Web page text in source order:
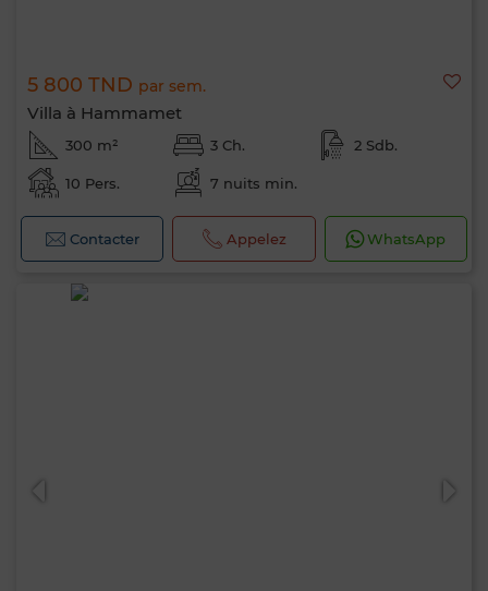
5 800 TND par sem.
Villa à Hammamet
300 m² 3 Ch. 2 Sdb.
10 Pers. 7 nuits min.
Contacter Appelez WhatsApp